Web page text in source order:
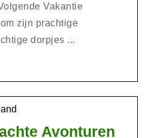
Vakantie
zijn prachtige
dorpjes ...
Avonturen